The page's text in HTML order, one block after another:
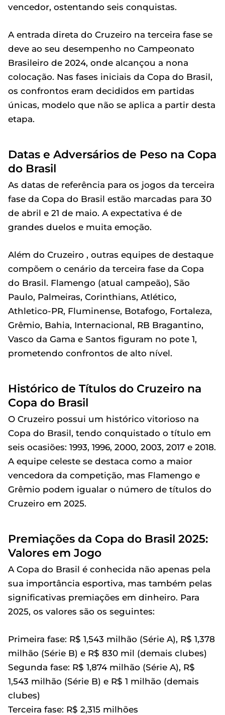
vencedor, ostentando seis conquistas.
A entrada direta do Cruzeiro na terceira fase se
deve ao seu desempenho no Campeonato
Brasileiro de 2024, onde alcançou a nona
colocação. Nas fases iniciais da Copa do Brasil,
os confrontos eram decididos em partidas
únicas, modelo que não se aplica a partir desta
etapa.
Datas e Adversários de Peso na Copa
do Brasil
As datas de referência para os jogos da terceira
fase da Copa do Brasil estão marcadas para 30
de abril e 21 de maio. A expectativa é de
grandes duelos e muita emoção.
Além do Cruzeiro , outras equipes de destaque
compõem o cenário da terceira fase da Copa
do Brasil. Flamengo (atual campeão), São
Paulo, Palmeiras, Corinthians, Atlético,
Athletico-PR, Fluminense, Botafogo, Fortaleza,
Grêmio, Bahia, Internacional, RB Bragantino,
Vasco da Gama e Santos figuram no pote 1,
prometendo confrontos de alto nível.
Histórico de Títulos do Cruzeiro na
Copa do Brasil
O Cruzeiro possui um histórico vitorioso na
Copa do Brasil, tendo conquistado o título em
seis ocasiões: 1993, 1996, 2000, 2003, 2017 e 2018.
A equipe celeste se destaca como a maior
vencedora da competição, mas Flamengo e
Grêmio podem igualar o número de títulos do
Cruzeiro em 2025.
Premiações da Copa do Brasil 2025:
Valores em Jogo
A Copa do Brasil é conhecida não apenas pela
sua importância esportiva, mas também pelas
significativas premiações em dinheiro. Para
2025, os valores são os seguintes:
Primeira fase: R$ 1,543 milhão (Série A), R$ 1,378
milhão (Série B) e R$ 830 mil (demais clubes)
Segunda fase: R$ 1,874 milhão (Série A), R$
1,543 milhão (Série B) e R$ 1 milhão (demais
clubes)
Terceira fase: R$ 2,315 milhões